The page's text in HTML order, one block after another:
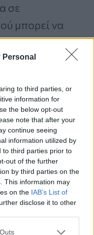
Personal
to third parties, or
information for
the below opt-out
note that after your
continue seeing
information utilized by
to third parties prior to
out of the further
by third parties on the
This information may
on the IAB’s List of
disclose it to other
σε
μπορεί να
της υγείας της
διαπίστωσε
της
πίεσηςκαινα
ή «καλής»
μια